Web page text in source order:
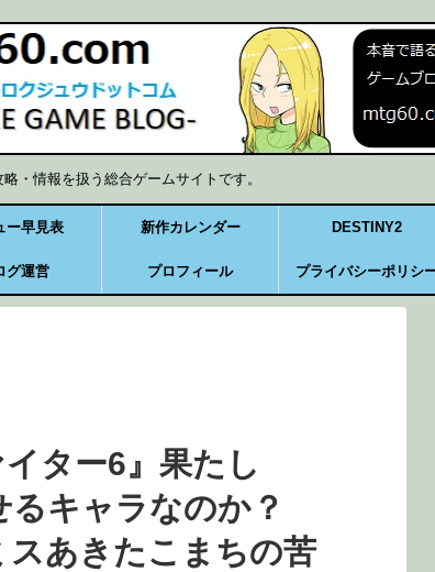
・情報を扱う総合ゲームサイトです。
ー早見表 新作カレンダー DESTINY2
グ運営 プロフィール プライバシーポリシ
ター6』果たし
キャラなのか？
あきたこまちの苦